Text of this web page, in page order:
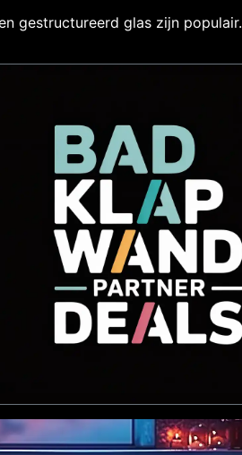
gestructureerd glas zijn populair.